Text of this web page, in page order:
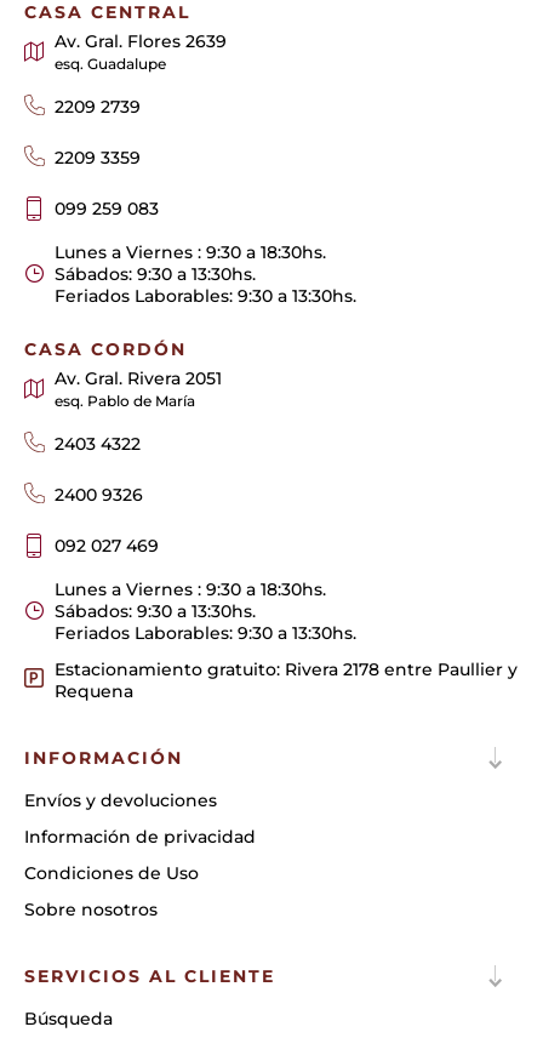
CASA CENTRAL
Av. Gral. Flores 2639
esq. Guadalupe
2209 2739
2209 3359
099 259 083
Lunes a Viernes : 9:30 a 18:30hs.
Sábados: 9:30 a 13:30hs.
Feriados Laborables: 9:30 a 13:30hs.
CASA CORDÓN
Av. Gral. Rivera 2051
esq. Pablo de María
2403 4322
2400 9326
092 027 469
Lunes a Viernes : 9:30 a 18:30hs.
Sábados: 9:30 a 13:30hs.
Feriados Laborables: 9:30 a 13:30hs.
Estacionamiento gratuito: Rivera 2178 entre Paullier y
Requena
INFORMACIÓN
Envíos y devoluciones
Información de privacidad
Condiciones de Uso
Sobre nosotros
SERVICIOS AL CLIENTE
Búsqueda